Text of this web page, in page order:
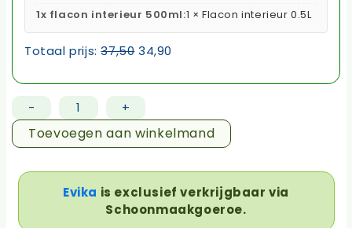
1x flacon interieur 500ml:1 × Flacon interieur 0.5L
Totaal prijs:37,50 34,90
-
keukenset
met
gratis
schuursponsen
aantal
+
Toevoegen aan winkelmand
Evika is exclusief verkrijgbaar via
Schoonmaakgoeroe.